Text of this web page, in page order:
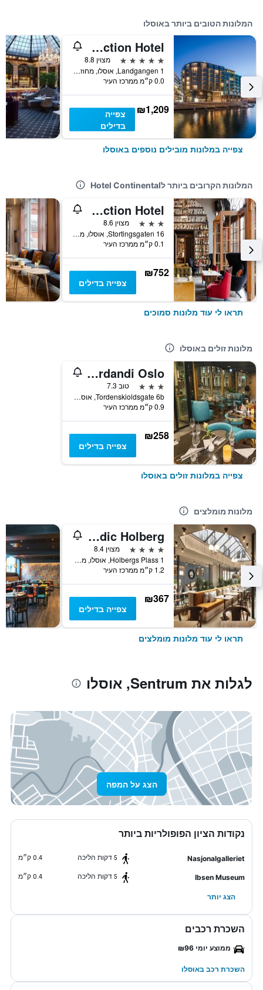
המלונות הטובים ביותר באוסלו
The Thief, An Ascend Collection Hotel
5 כוכבים
מצוין 8.8
Landgangen 1, אוסלו, מחוז אוסלו, נורווגיה
0.0 ק״מ ממרכז העיר
₪1,209
צפייה
בדילים
צפייה במלונות מובילים נוספים באוסלו
המלונות הקרובים ביותר לHotel Continental
Hotel Christiania Teater, an Ascend Collection Hotel
3 כוכבים
מצוין 8.6
Stortingsgaten 16, אוסלו, מחוז אוסלו, נורווגיה
0.1 ק״מ ממרכז העיר
₪752
צפייה בדילים
תראו לי עוד מלונות סמוכים
מלונות זולים באוסלו
Hotel Verdandi Oslo
3 כוכבים
טוב 7.3
Tordenskioldsgate 6b, אוסלו, מחוז אוסלו, נורווגיה
0.9 ק״מ ממרכז העיר
₪258
צפייה בדילים
צפייה במלונות זולים באוסלו
מלונות מומלצים
Scandic Holberg
4 כוכבים
מצוין 8.4
Holbergs Plass 1, אוסלו, מחוז אוסלו, נורווגיה
1.2 ק״מ ממרכז העיר
₪367
צפייה בדילים
תראו לי עוד מלונות מומלצים
לגלות את Sentrum, אוסלו
הצג על המפה
נקודות הציון הפופולריות ביותר
Nasjonalgalleriet 5 דקות הליכה 0.4 ק״מ
Ibsen Museum 5 דקות הליכה 0.4 ק״מ
הצג יותר
השכרת רכבים
ממוצע יומי ₪96
השכרת רכב באוסלו